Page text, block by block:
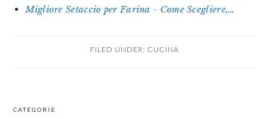
Migliore Setaccio per Farina - Come Scegliere,…
FILED UNDER: CUCINA
PRIMARY
CATEGORIE